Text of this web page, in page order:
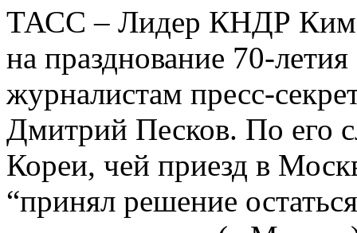
ТАСС – Лидер КНДР Ким
на празднование 70-
журналистам пресс-
Дмитрий Песков. По его
Кореи, чей приезд в
“принял решение